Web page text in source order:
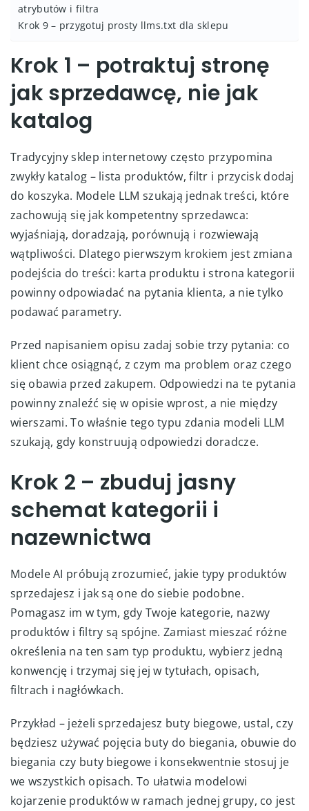
atrybutów i filtra
Krok 9 – przygotuj prosty llms.txt dla sklepu
Krok 1 – potraktuj stronę
jak sprzedawcę, nie jak
katalog
Tradycyjny sklep internetowy często przypomina
zwykły katalog – lista produktów, filtr i przycisk dodaj
do koszyka. Modele LLM szukają jednak treści, które
zachowują się jak kompetentny sprzedawca:
wyjaśniają, doradzają, porównują i rozwiewają
wątpliwości. Dlatego pierwszym krokiem jest zmiana
podejścia do treści: karta produktu i strona kategorii
powinny odpowiadać na pytania klienta, a nie tylko
podawać parametry.
Przed napisaniem opisu zadaj sobie trzy pytania: co
klient chce osiągnąć, z czym ma problem oraz czego
się obawia przed zakupem. Odpowiedzi na te pytania
powinny znaleźć się w opisie wprost, a nie między
wierszami. To właśnie tego typu zdania modeli LLM
szukają, gdy konstruują odpowiedzi doradcze.
Krok 2 – zbuduj jasny
schemat kategorii i
nazewnictwa
Modele AI próbują zrozumieć, jakie typy produktów
sprzedajesz i jak są one do siebie podobne.
Pomagasz im w tym, gdy Twoje kategorie, nazwy
produktów i filtry są spójne. Zamiast mieszać różne
określenia na ten sam typ produktu, wybierz jedną
konwencję i trzymaj się jej w tytułach, opisach,
filtrach i nagłówkach.
Przykład – jeżeli sprzedajesz buty biegowe, ustal, czy
będziesz używać pojęcia buty do biegania, obuwie do
biegania czy buty biegowe i konsekwentnie stosuj je
we wszystkich opisach. To ułatwia modelowi
kojarzenie produktów w ramach jednej grupy, co jest